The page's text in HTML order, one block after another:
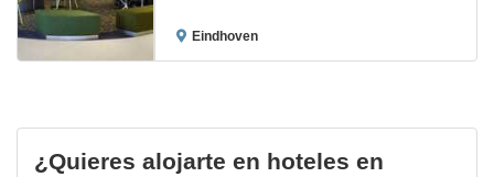
Eindhoven
¿Quieres alojarte en hoteles en